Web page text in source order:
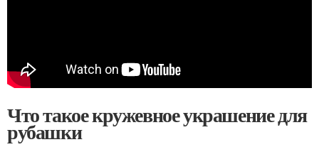
Что такое кружевное украшение для
рубашки